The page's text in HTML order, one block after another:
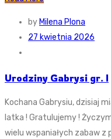
by Milena Plona
27 kwietnia 2026
Urodziny Gabrysi gr. I
Kochana Gabrysiu, dzisiaj
latka ! Gratulujemy !
wielu wspaniałych zabaw z